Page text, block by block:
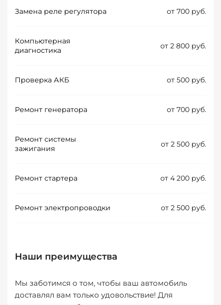
Замена реле регулятора от 700 руб.
Компьютерная
диагностика
от 2 800 руб.
Проверка АКБ от 500 руб.
Ремонт генератора от 700 руб.
Ремонт системы
зажигания
от 2 500 руб.
Ремонт стартера от 4 200 руб.
Ремонт электропроводки от 2 500 руб.
Наши преимущества
Мы заботимся о том, чтобы ваш автомобиль
доставлял вам только удовольствие! Для